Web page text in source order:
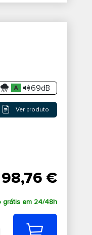
69dB
Ver produto
98,76 €
grátis em 24/48h